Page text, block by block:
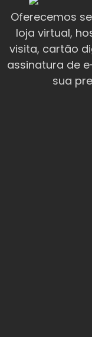
Oferecemos
loja virtual,
visita, cartão
assinatura de
sua